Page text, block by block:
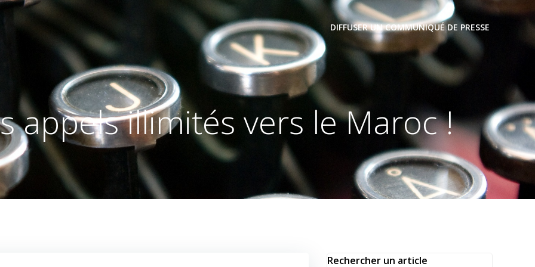
DIFFUSER UN COMMUNIQUÉ DE PRESSE
appels illimités vers le Maroc !
Rechercher un article